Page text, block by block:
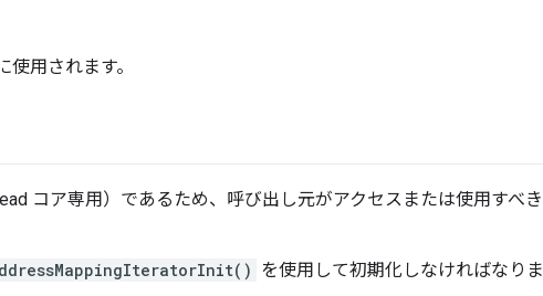
用されます。
コア専用）であるため、呼び出し元がアクセスまたは使用すべき
を使用して初期化しなければなりま